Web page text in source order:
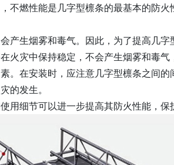
燃性能是几字型檩条的最基本的防
生烟雾和毒气。因此，为了提高几
灾中保持稳定，不会产生烟雾和毒
在安装时，应注意几字型檩条之间
的发生。
细节可以进一步提高其防火性能，保